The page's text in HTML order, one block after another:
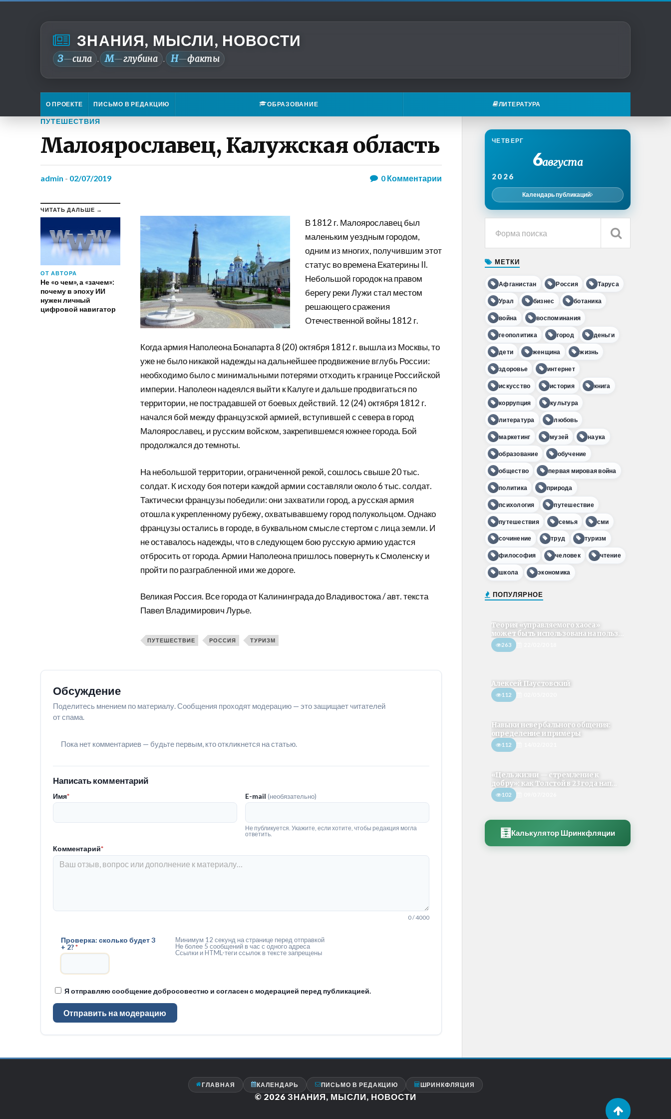
ЗНАНИЯ, МЫСЛИ, НОВОСТИ
З—сила . М—глубина . Н—факты
О ПРОЕКТЕ ПИСЬМО В РЕДАКЦИЮ ОБРАЗОВАНИЕ ЛИТЕРАТУРА
ПУТЕШЕСТВИЯ
Малоярославец, Калужская область
admin - 02/07/2019 0Комментарии
ЧИТАТЬ ДАЛЬШЕ →
ОТ АВТОРА
Не «о чем», а «зачем»:
почему в эпоху ИИ
нужен личный
цифровой навигатор
В 1812 г. Малоярославец был
маленьким уездным городом,
одним из многих, получившим этот
статус во времена Екатерины II.
Небольшой городок на правом
берегу реки Лужи стал местом
решающего сражения
Отечественной войны 1812 г.
Когда армия Наполеона Бонапарта 8 (20) октября 1812 г. вышла из Москвы, то
уже не было никакой надежды на дальнейшее продвижение вглубь России:
необходимо было с минимальными потерями отходить к границе Российской
империи. Наполеон надеялся выйти к Калуге и дальше продвигаться по
территории, не пострадавшей от боевых действий. 12 (24) октября 1812 г.
начался бой между французской армией, вступившей с севера в город
Малоярославец, и русским войском, закрепившемся южнее города. Бой
продолжался до темноты.
На небольшой территории, ограниченной рекой, сошлось свыше 20 тыс.
солдат. К исходу боя потери каждой армии составляли около 6 тыс. солдат.
Тактически французы победили: они захватили город, а русская армия
отошла к укрепленному рубежу, охватывавшему город полукольцом. Однако
французы остались в городе, в буквальном смысле стертом с лица земли. И
не оставалось надежды, что в следующем бою русскую армию удастся
отбросить от города. Армии Наполеона пришлось повернуть к Смоленску и
пройти по разграбленной ими же дороге.
Великая Россия. Все города от Калининграда до Владивостока / авт. текста
Павел Владимирович Лурье.
ПУТЕШЕСТВИЕ РОССИЯ ТУРИЗМ
Обсуждение
Поделитесь мнением по материалу. Сообщения проходят модерацию — это защищает читателей
от спама.
Пока нет комментариев — будьте первым, кто откликнется на статью.
Написать комментарий
Имя* E-mail (необязательно)
Не публикуется. Укажите, если хотите, чтобы редакция могла
ответить.
Комментарий*
0 / 4000
Проверка: сколько будет 3
+ 2?*
Минимум 12 секунд на странице перед отправкой
Не более 5 сообщений в час с одного адреса
Ссылки и HTML-теги ссылок в тексте запрещены
Я отправляю сообщение добросовестно и согласен с модерацией перед публикацией.
Отправить на модерацию
ЧЕТВЕРГ
6августа
2026
Календарь публикаций
МЕТКИ
Афганистан Россия Таруса
Урал бизнес ботаника
война воспоминания
геополитика город деньги
дети женщина жизнь
здоровье интернет
искусство история книга
коррупция культура
литература любовь
маркетинг музей наука
образование обучение
общество первая мировая война
политика природа
психология путешествие
путешествия семья сми
сочинение труд туризм
философия человек чтение
школа экономика
ПОПУЛЯРНОЕ
Теория «управляемого хаоса»
может быть использована на польз...
263
Алексей Паустовский
112
Навыки невербального общения:
определение и примеры
112
«Цель жизни — стремление к
добру»: как Толстой в 23 года нап...
102
🧮 Калькулятор Шринкфляции
ГЛАВНАЯ КАЛЕНДАРЬ ПИСЬМО В РЕДАКЦИЮ ШРИНКФЛЯЦИЯ
© 2026 ЗНАНИЯ, МЫСЛИ, НОВОСТИ